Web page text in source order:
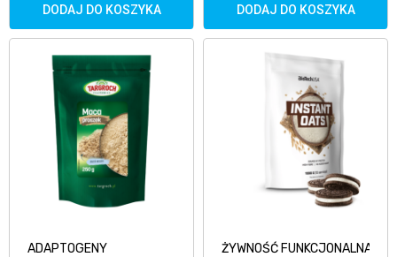
DODAJ DO KOSZYKA DODAJ DO KOSZYKA
ADAPTOGENY ŻYWNOŚĆ FUNKCJONALNA